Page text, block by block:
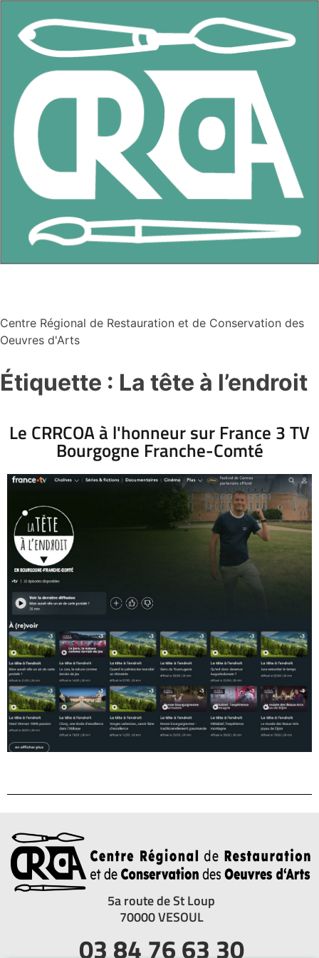
Centre Régional de Restauration et de Conservation des
Oeuvres d'Arts
Étiquette : La tête à l’endroit
Le CRRCOA à l'honneur sur France 3 TV
Bourgogne Franche-Comté
5a route de St Loup
70000 VESOUL
03 84 76 63 30